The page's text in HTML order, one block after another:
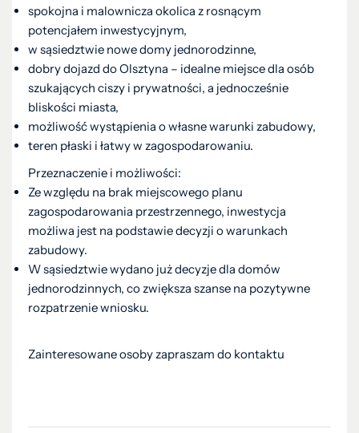
spokojna i malownicza okolica z rosnącym
potencjałem inwestycyjnym,
w sąsiedztwie nowe domy jednorodzinne,
dobry dojazd do Olsztyna – idealne miejsce dla osób
szukających ciszy i prywatności, a jednocześnie
bliskości miasta,
możliwość wystąpienia o własne warunki zabudowy,
teren płaski i łatwy w zagospodarowaniu.
Przeznaczenie i możliwości:
Ze względu na brak miejscowego planu
zagospodarowania przestrzennego, inwestycja
możliwa jest na podstawie decyzji o warunkach
zabudowy.
W sąsiedztwie wydano już decyzje dla domów
jednorodzinnych, co zwiększa szanse na pozytywne
rozpatrzenie wniosku.
Zainteresowane osoby zapraszam do kontaktu